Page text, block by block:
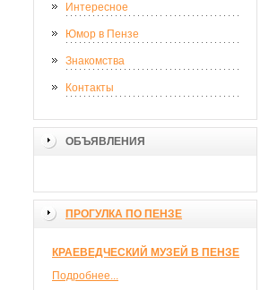
Интересное
Юмор в Пензе
Знакомства
Контакты
ОБЪЯВЛЕНИЯ
ПРОГУЛКА ПО ПЕНЗЕ
КРАЕВЕДЧЕСКИЙ МУЗЕЙ В ПЕНЗЕ
Подробнее...